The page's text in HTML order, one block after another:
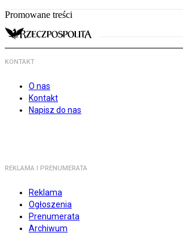
Promowane treści
KONTAKT
O nas
Kontakt
Napisz do nas
REKLAMA I PRENUMERATA
Reklama
Ogłoszenia
Prenumerata
Archiwum